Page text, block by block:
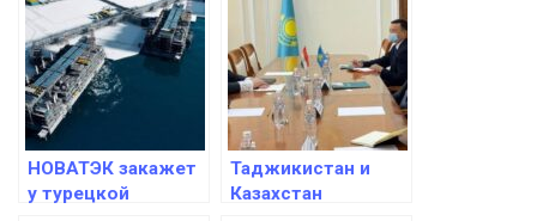
НОВАТЭК закажет
у турецкой
Таджикистан и
Казахстан